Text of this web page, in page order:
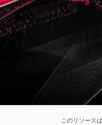
このリソースは